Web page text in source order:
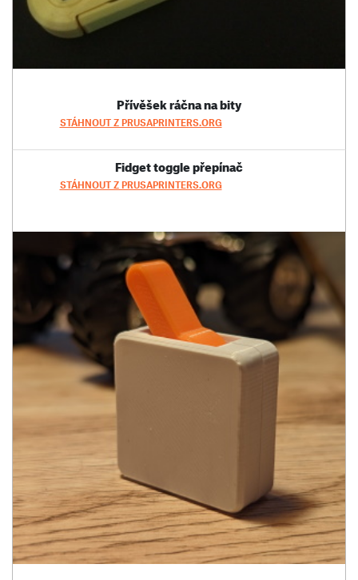
Přívěšek ráčna na bity
STÁHNOUT Z PRUSAPRINTERS.ORG
Fidget toggle přepínač
STÁHNOUT Z PRUSAPRINTERS.ORG